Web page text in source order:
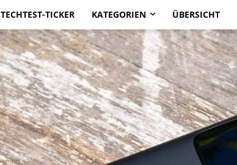
TECHTEST-TICKER KATEGORIEN ÜBERSICHT